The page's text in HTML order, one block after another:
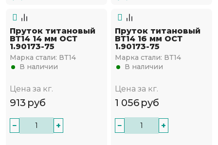
Пруток титановый
ВТ14 14 мм ОСТ
1.90173-75
Марка стали: ВТ14
В наличии
Цена за кг.
913 руб
− +
Пруток титановый
ВТ14 16 мм ОСТ
1.90173-75
Марка стали: ВТ14
В наличии
Цена за кг.
1 056 руб
− +